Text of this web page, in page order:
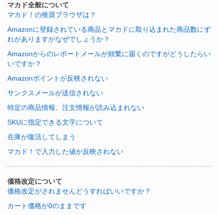
マカド全般について
マカド！の推奨ブラウザは？
Amazonに登録されている商品とマカドに取り込まれた商品数にず
れがありますがなぜでしょうか？
Amazonからのレポートメールが頻繁に届くのですがどうしたらい
いですか？
Amazonポイントが反映されない
サンクスメールが送信されない
特定の商品情報、注文情報が読み込まれない
SKUに指定できる文字について
在庫が復活してしまう
マカド！で入力した値が反映されない
価格改定について
価格改定がされませんどうすればいいですか？
カート価格が0のままです